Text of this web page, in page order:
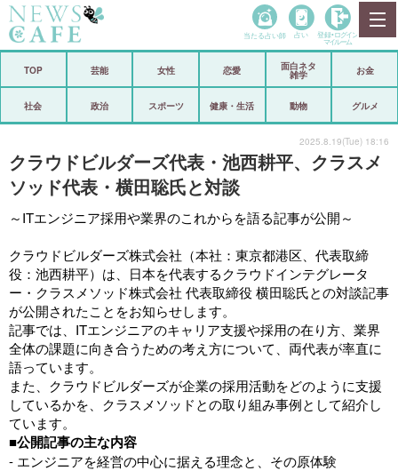
政治
芸能 スポーツ
リリース ショップ
登録・ログイン/マイルーム
当たる占い師 占い 登録• ログイン
マイルーム
TOP 芸能 女性 恋愛
面白ネタ
雑学
お金
社会 政治 スポーツ 健康・生活 動物 グルメ
クラウドビルダーズ代表・池西耕平、クラスメ
ソッド代表・横田聡氏と対談
2025.8.19(Tue) 18:16
～ITエンジニア採用や業界のこれからを語る記事が公開～
クラウドビルダーズ株式会社（本社：東京都港区、代表取締
役：池西耕平）は、日本を代表するクラウドインテグレータ
ー・クラスメソッド株式会社 代表取締役 横田聡氏との対談記事
が公開されたことをお知らせします。
記事では、ITエンジニアのキャリア支援や採用の在り方、業界
全体の課題に向き合うための考え方について、両代表が率直に
語っています。
また、クラウドビルダーズが企業の採用活動をどのように支援
しているかを、クラスメソッドとの取り組み事例として紹介し
ています。
■公開記事の主な内容
- エンジニアを経営の中心に据える理念と、その原体験